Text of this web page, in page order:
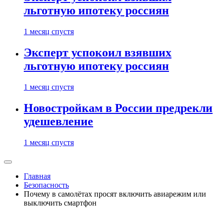
льготную ипотеку россиян
1 месяц спустя
Эксперт успокоил взявших
льготную ипотеку россиян
1 месяц спустя
Новостройкам в России предрекли
удешевление
1 месяц спустя
Главная
Безопасность
Почему в самолётах просят включить авиарежим или
выключить смартфон